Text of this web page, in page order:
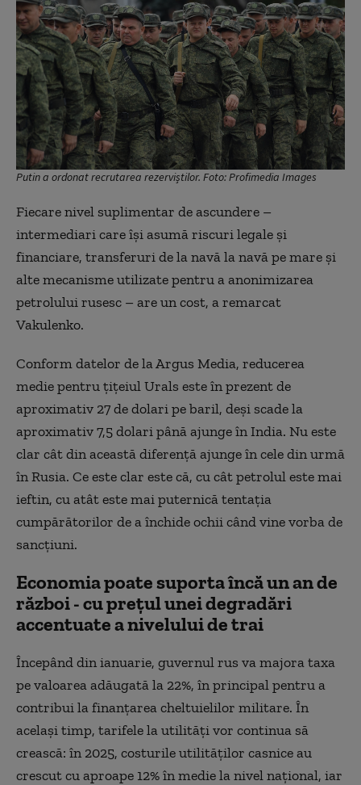
Putin a ordonat recrutarea rezerviștilor. Foto: Profimedia Images
Fiecare nivel suplimentar de ascundere –
intermediari care își asumă riscuri legale și
financiare, transferuri de la navă la navă pe mare și
alte mecanisme utilizate pentru a anonimizarea
petrolului rusesc – are un cost, a remarcat
Vakulenko.
Conform datelor de la Argus Media, reducerea
medie pentru țițeiul Urals este în prezent de
aproximativ 27 de dolari pe baril, deși scade la
aproximativ 7,5 dolari până ajunge în India. Nu este
clar cât din această diferență ajunge în cele din urmă
în Rusia. Ce este clar este că, cu cât petrolul este mai
ieftin, cu atât este mai puternică tentația
cumpărătorilor de a închide ochii când vine vorba de
sancțiuni.
Economia poate suporta încă un an de
război - cu prețul unei degradări
accentuate a nivelului de trai
Începând din ianuarie, guvernul rus va majora taxa
pe valoarea adăugată la 22%, în principal pentru a
contribui la finanțarea cheltuielilor militare. În
același timp, tarifele la utilități vor continua să
crească: în 2025, costurile utilităților casnice au
crescut cu aproape 12% în medie la nivel național, iar